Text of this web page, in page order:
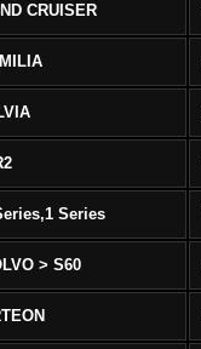
CRUISER
Series
> S60